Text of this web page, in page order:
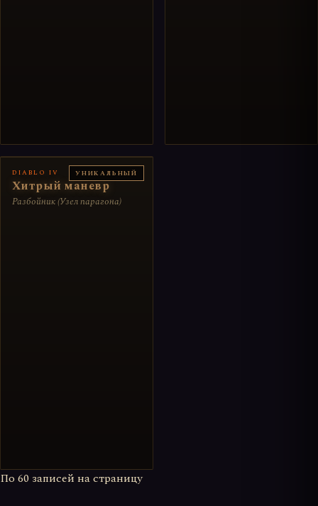
УНИКАЛЬНЫЙ
DIABLO IV
Хитрый маневр
Разбойник (Узел парагона)
По 60 записей на страницу